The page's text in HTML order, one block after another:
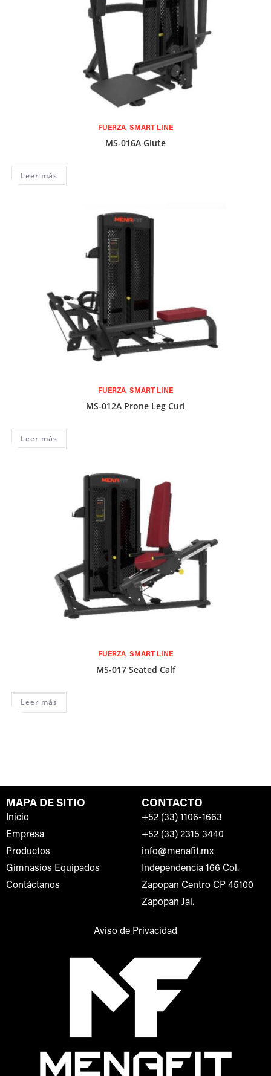
FUERZA, SMART LINE
MS-016A Glute
Leer más
FUERZA, SMART LINE
MS-012A Prone Leg Curl
Leer más
FUERZA, SMART LINE
MS-017 Seated Calf
Leer más
MAPA DE SITIO
Inicio
Empresa
Productos
Gimnasios Equipados
Contáctanos
CONTACTO
+52 (33) 1106-1663
+52 (33) 2315 3440
info@menafit.mx
Independencia 166 Col.
Zapopan Centro CP 45100
Zapopan Jal.
Aviso de Privacidad